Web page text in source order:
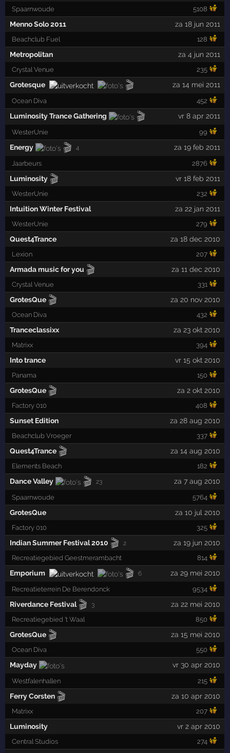
Spaarnwoude 5108
Menno Solo 2011 za 18 jun 2011
Beachclub Fuel 128
Metropolitan za 4 jun 2011
Crystal Venue 235
Grotesque 🎬 za 14 mei 2011
Ocean Diva 452
Luminosity Trance Gathering 🎬 vr 8 apr 2011
WesterUnie 99
Energy 🎬 4 za 19 feb 2011
Jaarbeurs 2876
Luminosity 🎬 vr 18 feb 2011
WesterUnie 232
Intuition Winter Festival za 22 jan 2011
WesterUnie 279
Quest4Trance za 18 dec 2010
Lexion 207
Armada music for you 🎬 za 11 dec 2010
Crystal Venue 331
GrotesQue 🎬 za 20 nov 2010
Ocean Diva 432
Tranceclassixx za 23 okt 2010
Matrixx 394
Into trance vr 15 okt 2010
Panama 150
GrotesQue 🎬 za 2 okt 2010
Factory 010 408
Sunset Edition za 28 aug 2010
Beachclub Vroeger 337
Quest4Trance 🎬 za 14 aug 2010
Elements Beach 182
Dance Valley 🎬 23 za 7 aug 2010
Spaarnwoude 5764
GrotesQue za 10 jul 2010
Factory 010 325
Indian Summer Festival 2010 🎬 2 za 19 jun 2010
Recreatiegebied Geestmerambacht 814
Emporium 🎬 6 za 29 mei 2010
Recreatieterrein De Berendonck 9534
Riverdance Festival 🎬 3 za 22 mei 2010
Recreatiegebied 't Waal 850
GrotesQue 🎬 za 15 mei 2010
Ocean Diva 550
Mayday vr 30 apr 2010
Westfalenhallen 215
Ferry Corsten 🎬 za 10 apr 2010
Matrixx 207
Luminosity vr 2 apr 2010
Central Studios 274